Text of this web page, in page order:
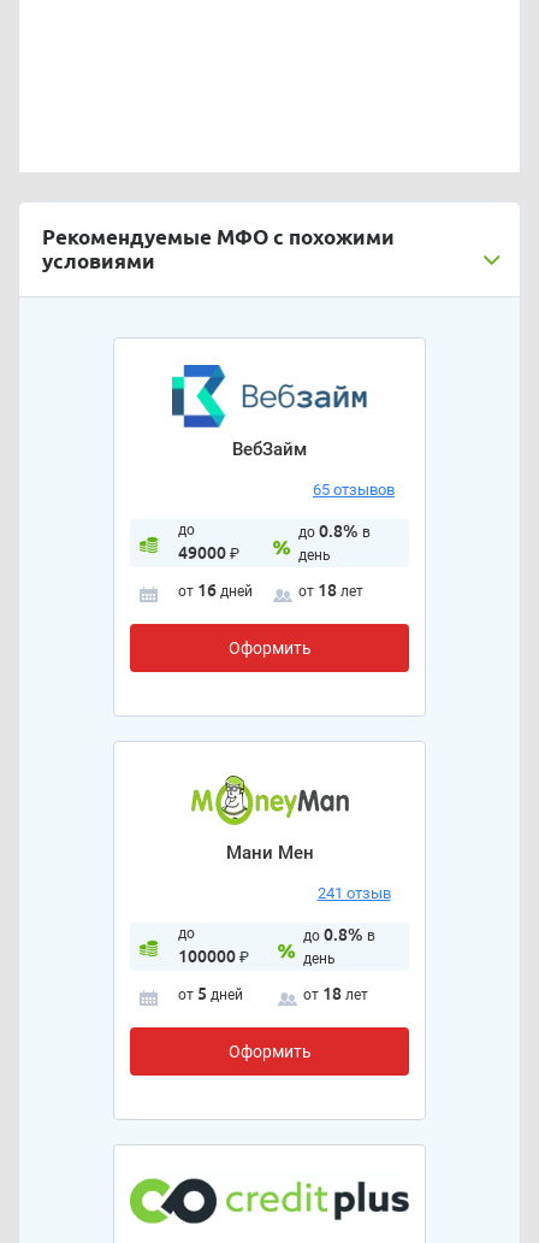
Рекомендуемые МФО с похожими
условиями
ВебЗайм
65 отзывов
до
49000₽
до 0.8% в
день
от 16 дней от 18 лет
Оформить
Мани Мен
241 отзыв
до
100000₽
до 0.8% в
день
от 5 дней от 18 лет
Оформить